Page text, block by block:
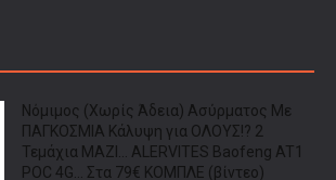
Νόμιμος (Χωρίς Άδεια) Ασύρματος Με
ΠΑΓΚΟΣΜΙΑ Κάλυψη για ΟΛΟΥΣ!? 2
Τεμάχια ΜΑΖΙ… ALERVITES Baofeng AT1
POC 4G… Στα 79€ ΚΟΜΠΛΕ (βίντεο)